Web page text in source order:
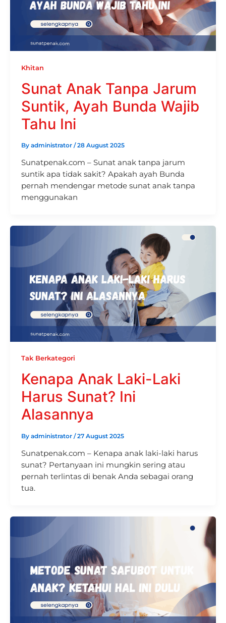
Khitan
Sunat Anak Tanpa Jarum
Suntik, Ayah Bunda Wajib
Tahu Ini
By administrator /28 August 2025
Sunatpenak.com – Sunat anak tanpa jarum
suntik apa tidak sakit? Apakah ayah Bunda
pernah mendengar metode sunat anak tanpa
menggunakan
Tak Berkategori
Kenapa Anak Laki-Laki
Harus Sunat? Ini
Alasannya
By administrator /27 August 2025
Sunatpenak.com – Kenapa anak laki-laki harus
sunat? Pertanyaan ini mungkin sering atau
pernah terlintas di benak Anda sebagai orang
tua.